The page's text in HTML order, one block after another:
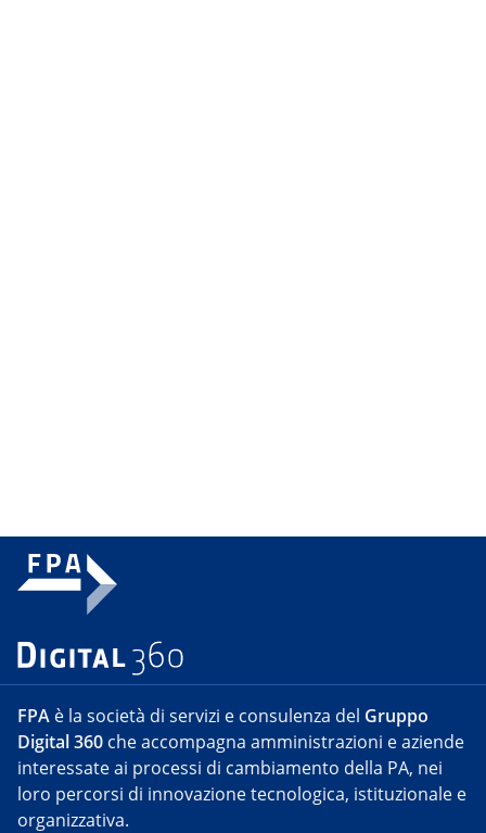
FPA è la società di servizi e consulenza del Gruppo
Digital 360 che accompagna amministrazioni e aziende
interessate ai processi di cambiamento della PA, nei
loro percorsi di innovazione tecnologica, istituzionale e
organizzativa.